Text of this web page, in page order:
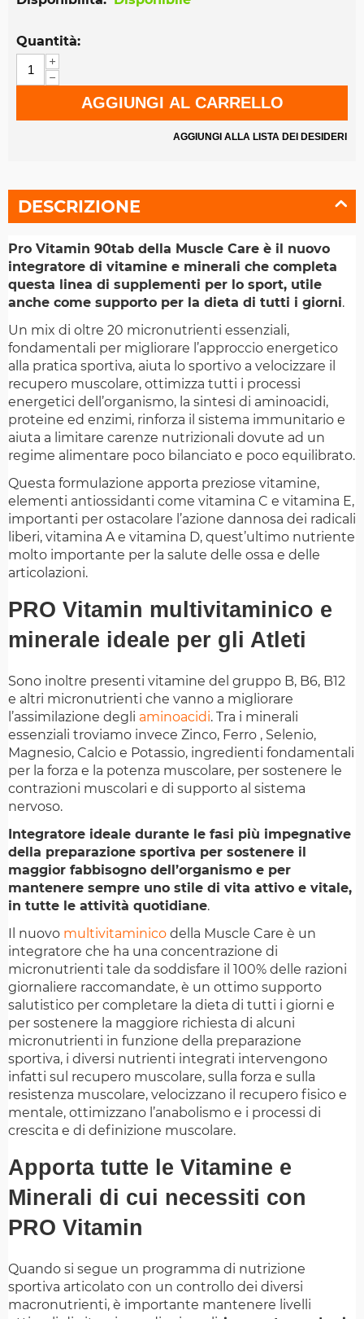
Quantità:
+
−
AGGIUNGI AL CARRELLO
AGGIUNGI ALLA LISTA DEI DESIDERI
DESCRIZIONE
Pro Vitamin 90tab della Muscle Care è il nuovo
integratore di vitamine e minerali che completa
questa linea di supplementi per lo sport, utile
anche come supporto per la dieta di tutti i giorni.
Un mix di oltre 20 micronutrienti essenziali,
fondamentali per migliorare l’approccio energetico
alla pratica sportiva, aiuta lo sportivo a velocizzare il
recupero muscolare, ottimizza tutti i processi
energetici dell’organismo, la sintesi di aminoacidi,
proteine ed enzimi, rinforza il sistema immunitario e
aiuta a limitare carenze nutrizionali dovute ad un
regime alimentare poco bilanciato e poco equilibrato.
Questa formulazione apporta preziose vitamine,
elementi antiossidanti come vitamina C e vitamina E,
importanti per ostacolare l’azione dannosa dei radicali
liberi, vitamina A e vitamina D, quest’ultimo nutriente
molto importante per la salute delle ossa e delle
articolazioni.
PRO Vitamin multivitaminico e
minerale ideale per gli Atleti
Sono inoltre presenti vitamine del gruppo B, B6, B12
e altri micronutrienti che vanno a migliorare
l’assimilazione degli aminoacidi. Tra i minerali
essenziali troviamo invece Zinco, Ferro , Selenio,
Magnesio, Calcio e Potassio, ingredienti fondamentali
per la forza e la potenza muscolare, per sostenere le
contrazioni muscolari e di supporto al sistema
nervoso.
Integratore ideale durante le fasi più impegnative
della preparazione sportiva per sostenere il
maggior fabbisogno dell’organismo e per
mantenere sempre uno stile di vita attivo e vitale,
in tutte le attività quotidiane.
Il nuovo multivitaminico della Muscle Care è un
integratore che ha una concentrazione di
micronutrienti tale da soddisfare il 100% delle razioni
giornaliere raccomandate, è un ottimo supporto
salutistico per completare la dieta di tutti i giorni e
per sostenere la maggiore richiesta di alcuni
micronutrienti in funzione della preparazione
sportiva, i diversi nutrienti integrati intervengono
infatti sul recupero muscolare, sulla forza e sulla
resistenza muscolare, velocizzano il recupero fisico e
mentale, ottimizzano l’anabolismo e i processi di
crescita e di definizione muscolare.
Apporta tutte le Vitamine e
Minerali di cui necessiti con
PRO Vitamin
Quando si segue un programma di nutrizione
sportiva articolato con un controllo dei diversi
macronutrienti, è importante mantenere livelli